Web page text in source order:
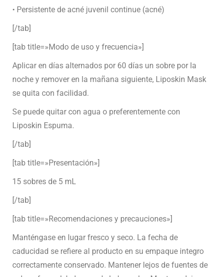
• Persistente de acné juvenil continue (acné)
[/tab]
[tab title=»Modo de uso y frecuencia»]
Aplicar en días alternados por 60 días un sobre por la
noche y remover en la mañana siguiente, Liposkin Mask
se quita con facilidad.
Se puede quitar con agua o preferentemente con
Liposkin Espuma.
[/tab]
[tab title=»Presentación»]
15 sobres de 5 mL
[/tab]
[tab title=»Recomendaciones y precauciones»]
Manténgase en lugar fresco y seco. La fecha de
caducidad se refiere al producto en su empaque integro
correctamente conservado. Mantener lejos de fuentes de